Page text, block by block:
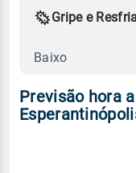
Gripe e
Baixo
Previsão hora